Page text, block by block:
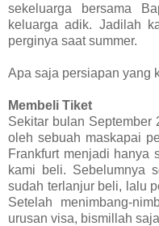
sekeluarga bersama
keluarga adik. Jadilah
perginya saat summer.
Apa saja persiapan yang
Membeli Tiket
Sekitar bulan September
oleh sebuah maskapai
Frankfurt menjadi hanya
kami beli. Sebelumnya
sudah terlanjur beli, lalu
Setelah menimbang-
urusan visa, bismillah